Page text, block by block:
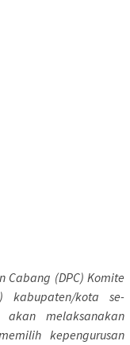
Cabang (DPC) Komite
kabupaten/kota se-
melaksanakan
kepengurusan